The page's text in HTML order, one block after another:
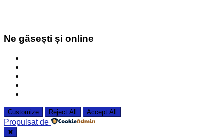
Ne găsești și online
Customize Reject All Accept All
Propulsat de
✖